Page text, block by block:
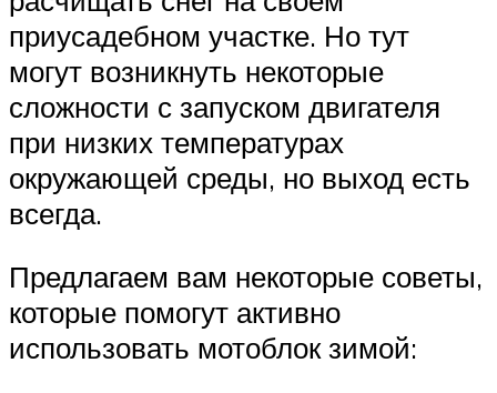
приусадебном участке. Но тут
могут возникнуть некоторые
сложности с запуском двигателя
при низких температурах
окружающей среды, но выход есть
всегда.
Предлагаем вам некоторые советы,
которые помогут активно
использовать мотоблок зимой: